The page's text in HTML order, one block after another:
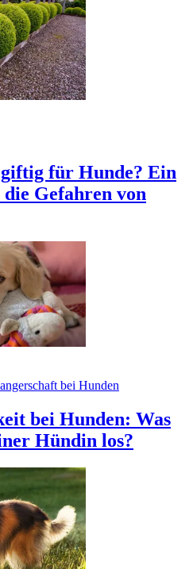
für Hunde? Ein
Gefahren von
bei Hunden
bei Hunden: Was
Hündin los?